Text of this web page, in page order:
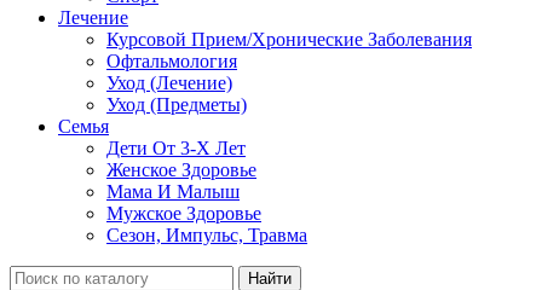
Лечение
Курсовой Прием/Хронические Заболевания
Офтальмология
Уход (Лечение)
Уход (Предметы)
Семья
Дети От 3-Х Лет
Женское Здоровье
Мама И Малыш
Мужское Здоровье
Сезон, Импульс, Травма
Найти